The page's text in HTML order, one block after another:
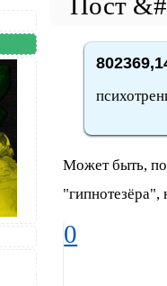
Может быть,
"гипнотезёра",
0